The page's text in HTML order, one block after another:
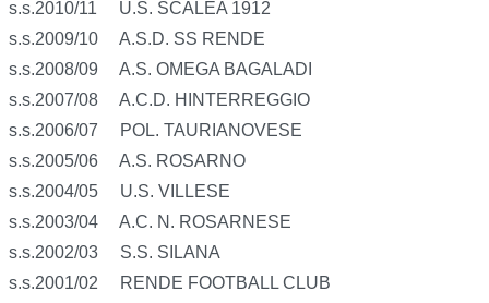
s.s.2010/11 U.S. SCALEA 1912
s.s.2009/10 A.S.D. SS RENDE
s.s.2008/09 A.S. OMEGA BAGALADI
s.s.2007/08 A.C.D. HINTERREGGIO
s.s.2006/07 POL. TAURIANOVESE
s.s.2005/06 A.S. ROSARNO
s.s.2004/05 U.S. VILLESE
s.s.2003/04 A.C. N. ROSARNESE
s.s.2002/03 S.S. SILANA
s.s.2001/02 RENDE FOOTBALL CLUB